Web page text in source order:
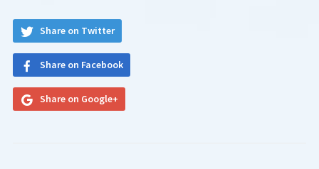
Share on Twitter
Share on Facebook
Share on Google+